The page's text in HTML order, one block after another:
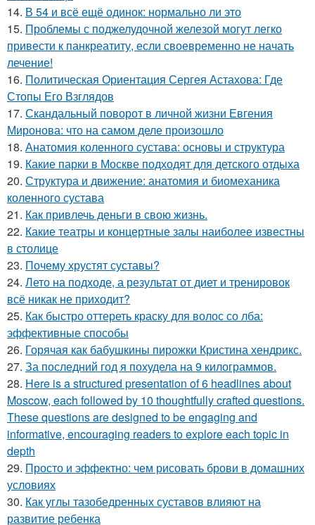
14. В 54 и всё ещё одинок: нормально ли это
15. Проблемы с поджелудочной железой могут легко
привести к панкреатиту, если своевременно не начать
лечение!
16. Политическая Ориентация Сергея Астахова: Где
Стопы Его Взглядов
17. Скандальный поворот в личной жизни Евгения
Миронова: что на самом деле произошло
18. Анатомия коленного сустава: основы и структура
19. Какие парки в Москве подходят для детского отдыха
20. Структура и движение: анатомия и биомеханика
коленного сустава
21. Как привлечь деньги в свою жизнь.
22. Какие театры и концертные залы наиболее известны
в столице
23. Почему хрустят суставы?
24. Лето на подходе, а результат от диет и тренировок
всё никак не приходит?
25. Как быстро оттереть краску для волос со лба:
эффективные способы
26. Горячая как бабушкины пирожки Кристина хендрикс.
27. За последний год я похудела на 9 килограммов.
28. Here is a structured presentation of 6 headlines about
Moscow, each followed by 10 thoughtfully crafted questions.
These questions are designed to be engaging and
informative, encouraging readers to explore each topic in
depth
29. Просто и эффектно: чем рисовать брови в домашних
условиях
30. Как углы тазобедренных суставов влияют на
развитие ребенка